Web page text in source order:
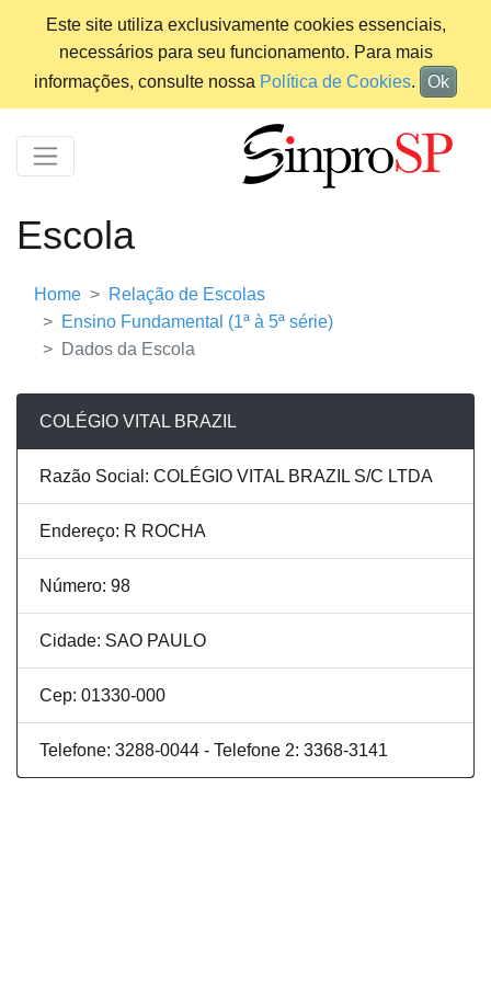
Este site utiliza exclusivamente cookies essenciais,
necessários para seu funcionamento. Para mais
informações, consulte nossa Política de Cookies. Ok
Escola
Home
Relação de Escolas
Ensino Fundamental (1ª à 5ª série)
Dados da Escola
COLÉGIO VITAL BRAZIL
Razão Social: COLÉGIO VITAL BRAZIL S/C LTDA
Endereço: R ROCHA
Número: 98
Cidade: SAO PAULO
Cep: 01330-000
Telefone: 3288-0044 - Telefone 2: 3368-3141